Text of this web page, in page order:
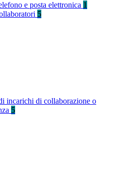
e posta elettronica 1
5
incarichi di collaborazione o
5